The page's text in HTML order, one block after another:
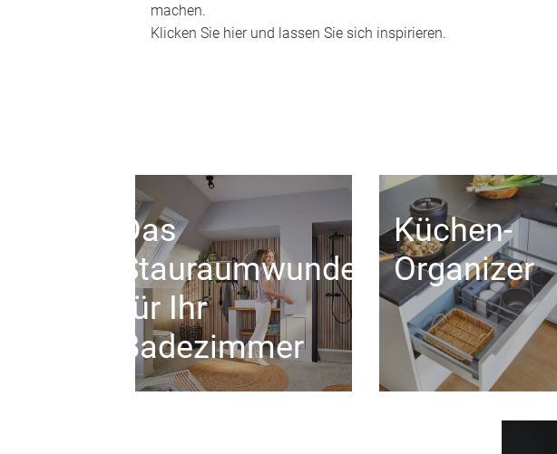
machen.
Klicken Sie hier und lassen Sie sich inspirieren.
Das
Stauraumwunder
für Ihr
Badezimmer
Küchen-
Organizer